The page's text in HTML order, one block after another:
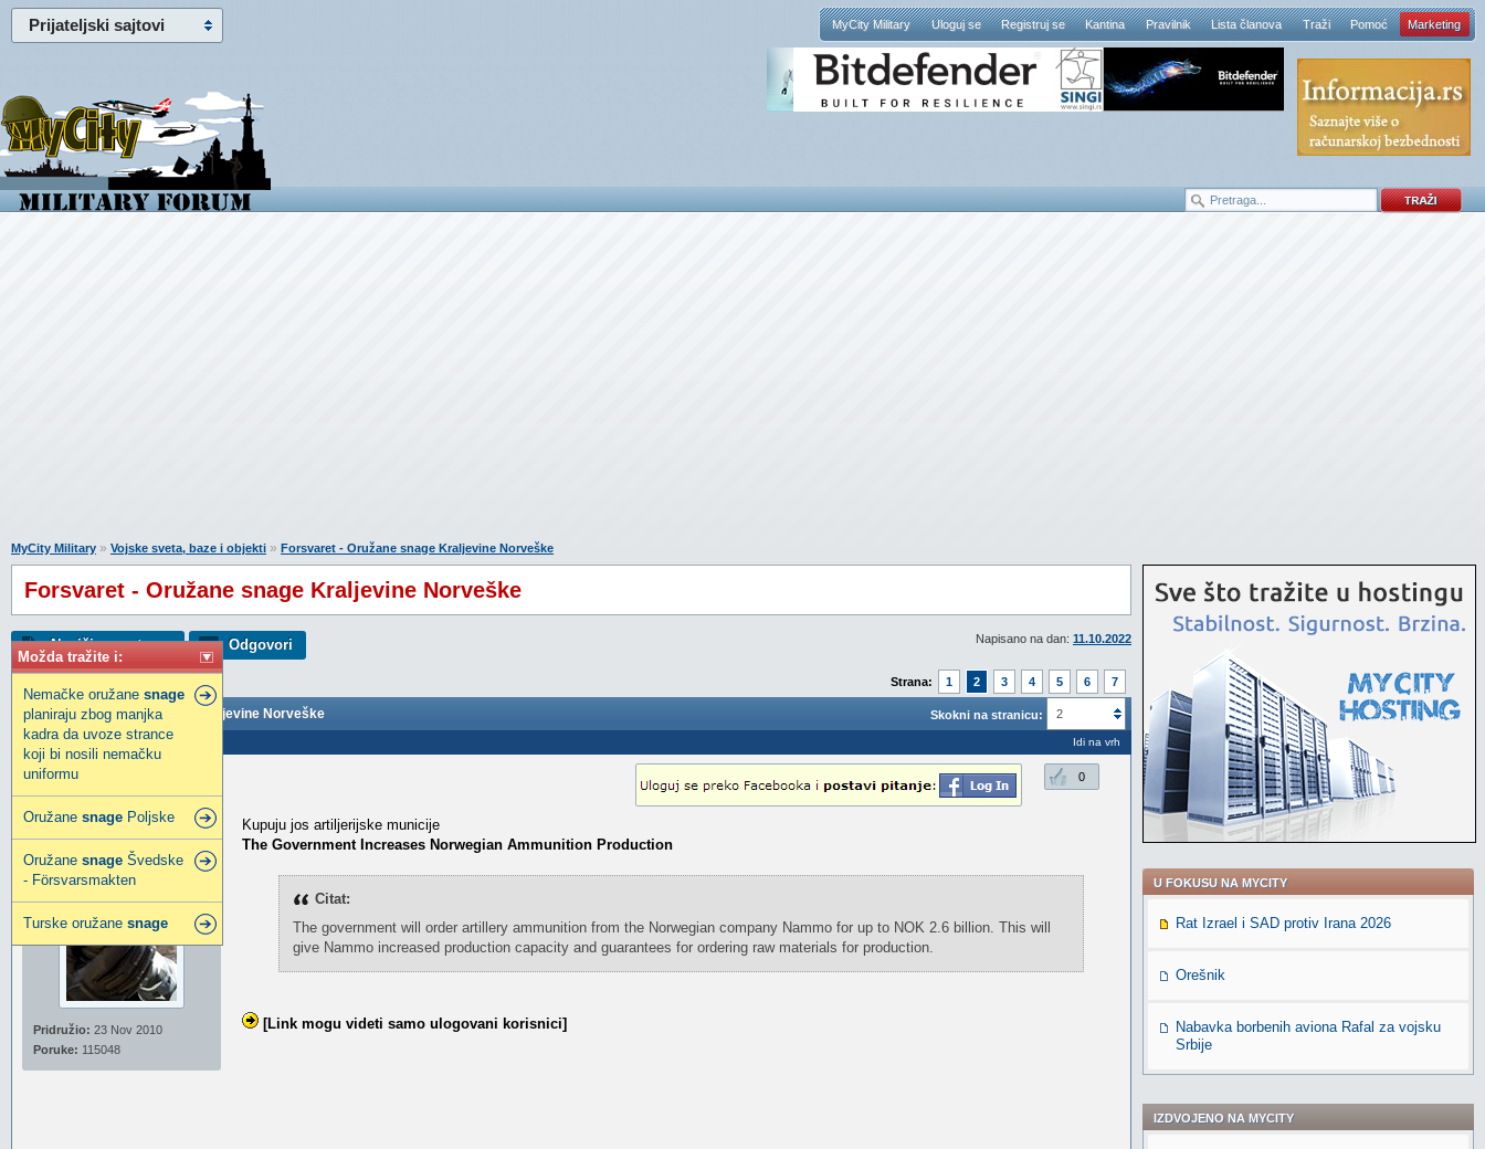
Prijateljski sajtovi MyCity Military Uloguj se Registruj se Kantina Pravilnik Lista članova Traži Pomoć Marketing
Možda tražite i:
Nemačke oružane snage
planiraju zbog manjka
kadra da uvoze strance
koji bi nosili nemačku
uniformu
Oružane snage Poljske
Oružane snage Švedske
- Försvarsmakten
Turske oružane snage
MyCity Military » Vojske sveta, baze i objekti » Forsvaret - Oružane snage Kraljevine Norveške
Forsvaret - Oružane snage Kraljevine Norveške
Napisano na dan: 11.10.2022
Napiši novu temu Odgovori
Strana: 1 2 3 4 5 6 7
Skokni na stranicu: 2
Forsvaret - Oružane snage Kraljevine Norveške
Poslao: 13 Jan 2023 16:39 Idi na vrh
djox
Pridružio: 23 Nov 2010
Poruke: 115048
0
Kupuju jos artiljerijske municije
The Government Increases Norwegian Ammunition Production
Citat:
The government will order artillery ammunition from the Norwegian company Nammo for up to NOK 2.6 billion. This will
give Nammo increased production capacity and guarantees for ordering raw materials for production.
[Link mogu videti samo ulogovani korisnici]
U FOKUSU NA MYCITY
Rat Izrael i SAD protiv Irana 2026
Orešnik
Nabavka borbenih aviona Rafal za vojsku
Srbije
IZDVOJENO NA MYCITY